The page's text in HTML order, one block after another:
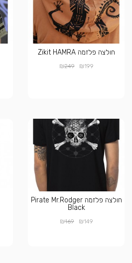
חולצה פלזמה Zikit HAMRA
₪199
₪249
חולצה פלזמה Pirate Mr.Rodger
Black
₪149
₪169